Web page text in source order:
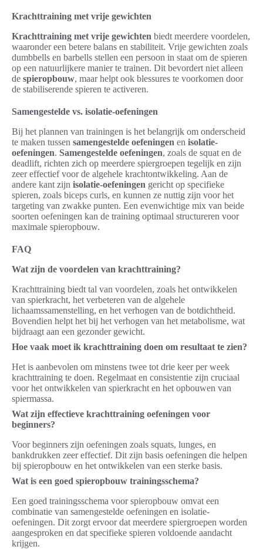
Krachttraining met vrije gewichten
Krachttraining met vrije gewichten biedt meerdere voordelen,
waaronder een betere balans en stabiliteit. Vrije gewichten zoals
dumbbells en barbells stellen een persoon in staat om de spieren
op een natuurlijkere manier te trainen. Dit bevordert niet alleen
de spieropbouw, maar helpt ook blessures te voorkomen door
de stabiliserende spieren te activeren.
Samengestelde vs. isolatie-oefeningen
Bij het plannen van trainingen is het belangrijk om onderscheid
te maken tussen samengestelde oefeningen en isolatie-
oefeningen. Samengestelde oefeningen, zoals de squat en de
deadlift, richten zich op meerdere spiergroepen tegelijk en zijn
zeer effectief voor de algehele krachtontwikkeling. Aan de
andere kant zijn isolatie-oefeningen gericht op specifieke
spieren, zoals biceps curls, en kunnen ze nuttig zijn voor het
targeting van zwakke punten. Een evenwichtige mix van beide
soorten oefeningen kan de training optimaal structureren voor
maximale spieropbouw.
FAQ
Wat zijn de voordelen van krachttraining?
Krachttraining biedt tal van voordelen, zoals het ontwikkelen
van spierkracht, het verbeteren van de algehele
lichaamssamenstelling, en het verhogen van de botdichtheid.
Bovendien helpt het bij het verhogen van het metabolisme, wat
bijdraagt aan een gezonder gewicht.
Hoe vaak moet ik krachttraining doen om resultaat te zien?
Het is aanbevolen om minstens twee tot drie keer per week
krachttraining te doen. Regelmaat en consistentie zijn cruciaal
voor het ontwikkelen van spierkracht en het opbouwen van
spiermassa.
Wat zijn effectieve krachttraining oefeningen voor
beginners?
Voor beginners zijn oefeningen zoals squats, lunges, en
bankdrukken zeer effectief. Dit zijn basis oefeningen die helpen
bij spieropbouw en het ontwikkelen van een sterke basis.
Wat is een goed spieropbouw trainingsschema?
Een goed trainingsschema voor spieropbouw omvat een
combinatie van samengestelde oefeningen en isolatie-
oefeningen. Dit zorgt ervoor dat meerdere spiergroepen worden
aangesproken en dat specifieke spieren voldoende aandacht
krijgen.